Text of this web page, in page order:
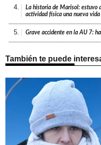
4.
La historia de Marisol: estuvo
actividad física una nueva vida
5. Grave accidente en la AU 7:
También te puede